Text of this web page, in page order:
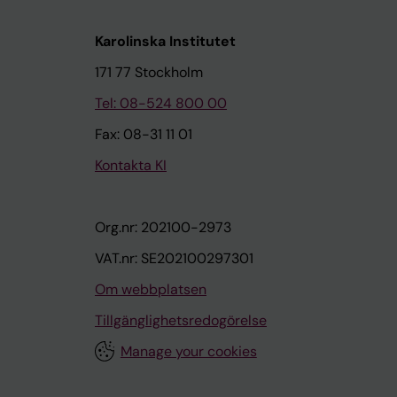
Karolinska Institutet
171 77 Stockholm
Tel: 08-524 800 00
Fax: 08-31 11 01
Kontakta KI
Org.nr: 202100-2973
VAT.nr: SE202100297301
Om webbplatsen
Tillgänglighetsredogörelse
Manage your cookies